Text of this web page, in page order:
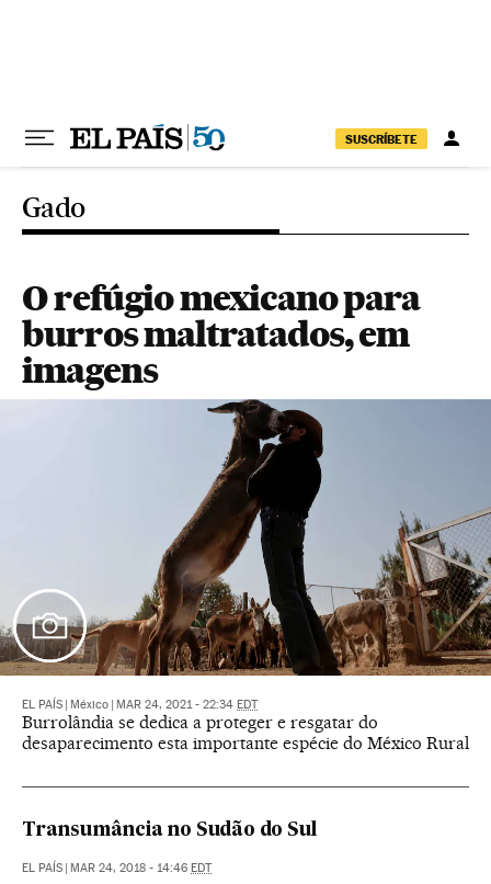
SUSCRÍBETE
Gado
O refúgio mexicano para
burros maltratados, em
imagens
EL PAÍS México MAR 24, 2021 - 22:34 EDT
Burrolândia se dedica a proteger e resgatar do
desaparecimento esta importante espécie do México Rural
Transumância no Sudão do Sul
EL PAÍS MAR 24, 2018 - 14:46 EDT